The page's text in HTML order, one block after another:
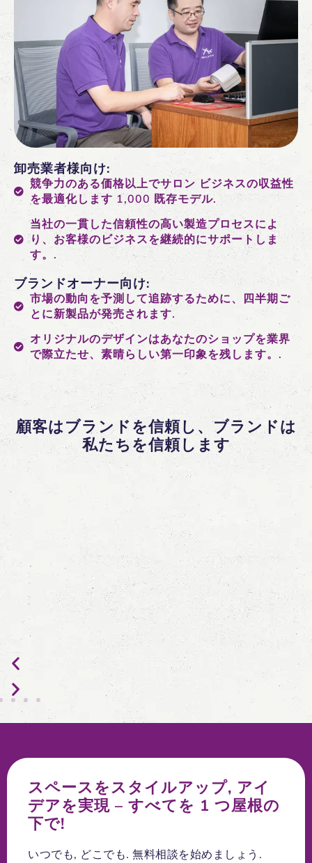
卸売業者様向け:
競争力のある価格以上でサロン ビジネスの収益性
を最適化します 1,000 既存モデル.
当社の一貫した信頼性の高い製造プロセスによ
り、お客様のビジネスを継続的にサポートしま
す。.
ブランドオーナー向け:
市場の動向を予測して追跡するために、四半期ご
とに新製品が発売されます.
オリジナルのデザインはあなたのショップを業界
で際立たせ、素晴らしい第一印象を残します。.
顧客はブランドを信頼し、ブランドは
私たちを信頼します
ジェフ・マッカーシー, 米国
Meiyi は私の理髪店に優れたサービスとサポー
トを提供します. 迅速な配送と簡単な理容椅子の
設置により、プロセスが手間いらずになりまし
た。. 理髪店のニーズを真に理解し、期待を超え
るサービスを提供します.
づ
の
ビュ
スペースをスタイルアップ, アイ
デアを実現 – すべてを 1 つ屋根の
下で!
いつでも, どこでも. 無料相談を始めましょう.